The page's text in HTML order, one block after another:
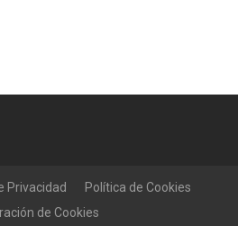
Privacidad
Política de Cookies
de Cookies